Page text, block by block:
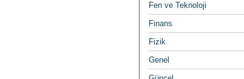
Fen ve Teknoloji
Finans
Fizik
Genel